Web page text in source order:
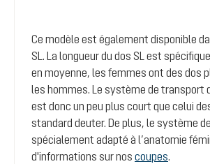
Ce modèle est également disponible
SL. La longueur du dos SL est
en moyenne, les femmes ont des dos
les hommes. Le système de transport
est donc un peu plus court que celui
standard deuter. De plus, le système
spécialement adapté à l’anatomie
d'informations sur nos coupes.